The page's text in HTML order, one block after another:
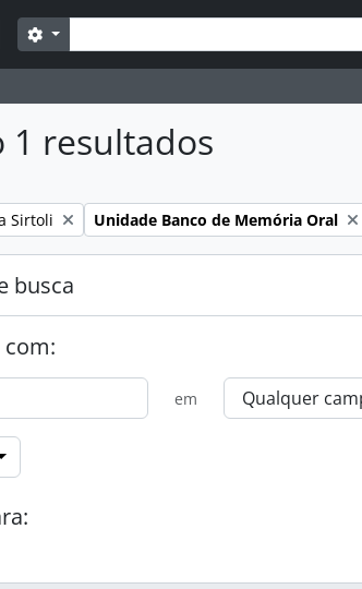
Buscar
Opções de busca
1 resultados
Sirtoli Remover filtro:
Unidade Banco de Memória Oral
busca
em